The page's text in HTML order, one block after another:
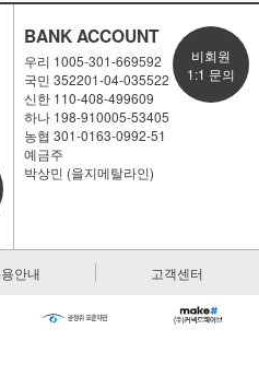
BANK ACCOUNT
우리 1005-301-669592
국민 352201-04-035522
신한 110-408-499609
하나 198-910005-53405
농협 301-0163-0992-51
예금주
박상민 (을지메탈라인)
비회원
1:1 문의
안내 고객센터